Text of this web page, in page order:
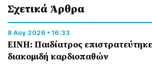
Σχετικά Άρθρα
8 Αύγ 2026 • 16:33
ΕΙΝΗ: Παιδίατρος επιστρατεύτηκε
διακομιδή καρδιοπαθών